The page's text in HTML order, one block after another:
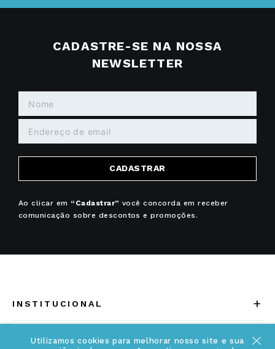
Utilizamos cookies para melhorar nosso site e sua
CADASTRE-SE NA NOSSA
NEWSLETTER
CADASTRAR
Ao clicar em “Cadastrar” você concorda em receber
comunicação sobre descontos e promoções.
INSTITUCIONAL +
INFORMAÇÕES +